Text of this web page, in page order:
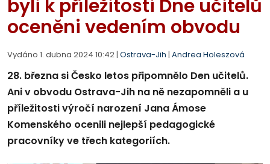
byli k příležitosti Dne učitelů
oceněni vedením obvodu
Vydáno 1. dubna 2024 10:42 | Ostrava-Jih | Andrea Holeszová
28. března si Česko letos připomnělo Den učitelů.
Ani v obvodu Ostrava-Jih na ně nezapomněli a u
příležitosti výročí narození Jana Ámose
Komenského ocenili nejlepší pedagogické
pracovníky ve třech kategoriích.